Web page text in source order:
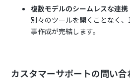
複数モデルのシームレスな連携
別々のツールを開くことなく
事作成が完結します。
カスタマーサポートの問い